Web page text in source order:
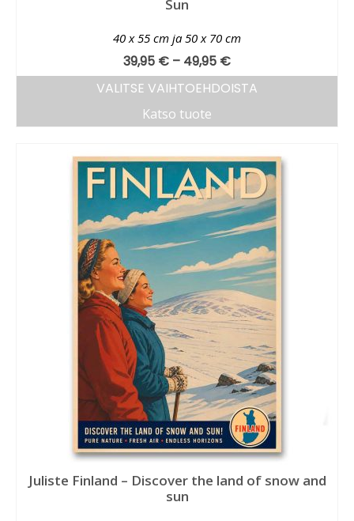
Sun
40 x 55 cm ja 50 x 70 cm
39,95 € – 49,95 €
VALITSE VAIHTOEHDOISTA
Katso tuote
Juliste Finland – Discover the land of snow and
sun